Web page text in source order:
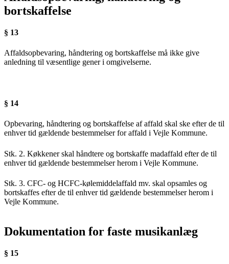
bortskaffelse
§ 13
Affaldsopbevaring, håndtering og bortskaffelse må ikke give
anledning til væsentlige gener i omgivelserne.
§ 14
Opbevaring, håndtering og bortskaffelse af affald skal ske efter de til
enhver tid gældende bestemmelser for affald i Vejle Kommune.
Stk. 2. Køkkener skal håndtere og bortskaffe madaffald efter de til
enhver tid gældende bestemmelser herom i Vejle Kommune.
Stk. 3. CFC- og HCFC-kølemiddelaffald mv. skal opsamles og
bortskaffes efter de til enhver tid gældende bestemmelser herom i
Vejle Kommune.
Dokumentation for faste musikanlæg
§ 15